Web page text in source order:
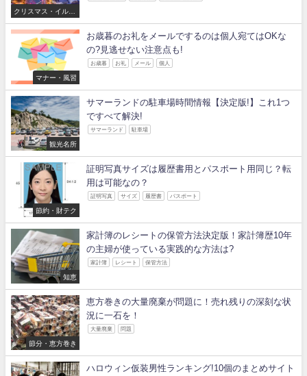
クリスマス・イルミ
マナー・風習
お歳暮のお礼をメールでするのは個人宛てはOKな
の?見逃せない注意点も!
お歳暮 お礼 メール 個人
観光名所
サマーランドの駐車場時間情報【決定版!】これ1つ
ですべて解決!
サマーランド 駐車場
節約・財テク
証明写真サイズは履歴書用とパスポート用同じ？転
用は可能なの？
証明写真 サイズ 履歴書 パスポート
知恵
家計簿のレシートの保管方法決定版！家計簿歴10年
の主婦が使っている実践的な方法は?
家計簿 レシート 保管方法
節分・恵方巻き
恵方巻きの大量廃棄が問題に！売れ残りの深刻な状
況に一石を！
大量廃棄 問題
ハロウィン仮装男性ランキング!10個のまとめサイト